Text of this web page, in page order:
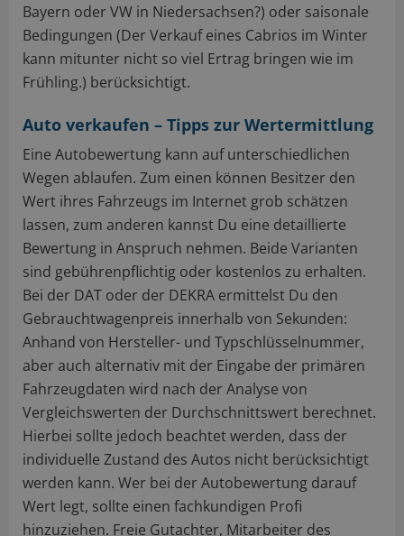
Bayern oder VW in Niedersachsen?) oder saisonale
Bedingungen (Der Verkauf eines Cabrios im Winter
kann mitunter nicht so viel Ertrag bringen wie im
Frühling.) berücksichtigt.
Auto verkaufen – Tipps zur Wertermittlung
Eine Autobewertung kann auf unterschiedlichen
Wegen ablaufen. Zum einen können Besitzer den
Wert ihres Fahrzeugs im Internet grob schätzen
lassen, zum anderen kannst Du eine detaillierte
Bewertung in Anspruch nehmen. Beide Varianten
sind gebührenpflichtig oder kostenlos zu erhalten.
Bei der DAT oder der DEKRA ermittelst Du den
Gebrauchtwagenpreis innerhalb von Sekunden:
Anhand von Hersteller- und Typschlüsselnummer,
aber auch alternativ mit der Eingabe der primären
Fahrzeugdaten wird nach der Analyse von
Vergleichswerten der Durchschnittswert berechnet.
Hierbei sollte jedoch beachtet werden, dass der
individuelle Zustand des Autos nicht berücksichtigt
werden kann. Wer bei der Autobewertung darauf
Wert legt, sollte einen fachkundigen Profi
hinzuziehen. Freie Gutachter, Mitarbeiter des